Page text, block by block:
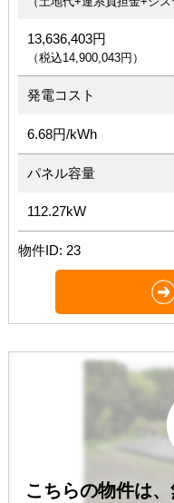
13,636,403円
（税込14,900,043円）
発電コスト
6.68円/kWh
パネル容量
112.27kW
物件ID: 23
こちらの物件は